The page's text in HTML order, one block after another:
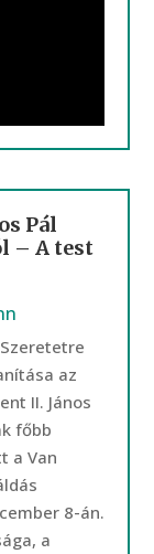
Pál
– A test
az
II. János
főbb
a Van
8-án.
a